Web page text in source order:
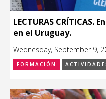
LECTURAS CRÍTICAS.
en el Uruguay.
Wednesday, September 9,
FORMACIÓN